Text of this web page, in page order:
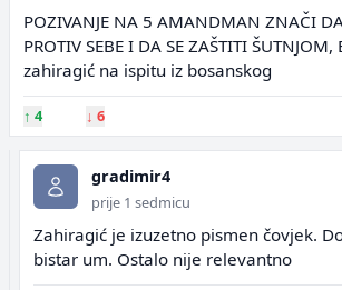
POZIVANJE NA 5 AMANDMAN ZNAČI
PROTIV SEBE I DA SE ZAŠTITI ŠUTNJOM,
zahiragić na ispitu iz bosanskog
↑ 4 ↓ 6
gradimir4
prije 1 sedmicu
Zahiragić je izuzetno pismen čovjek.
bistar um. Ostalo nije relevantno